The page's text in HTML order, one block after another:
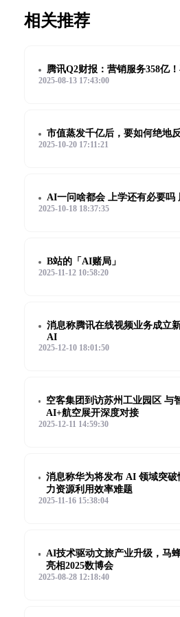
相关推荐
腾讯Q2财报：营销服务358亿
2025-08-13 17:43:00
市值蒸发千亿后，要如何绝地
2025-10-20 17:11:21
AI一问啥都会 上学还有必要吗
2025-10-18 18:37:35
B站的「AI赌局」
2025-11-12 10:58:20
消息称腾讯在线视频业务成立
AI
2025-12-10 18:01:50
空客集团到访苏州工业园区 与
AI+航空展开深度对接
2025-12-11 14:59:30
消息称华为将发布 AI 领域突
力资源利用效率难题
2025-11-16 15:38:04
AI技术驱动文旅产业升级，马
亮相2025数博会
2025-08-28 12:18:40